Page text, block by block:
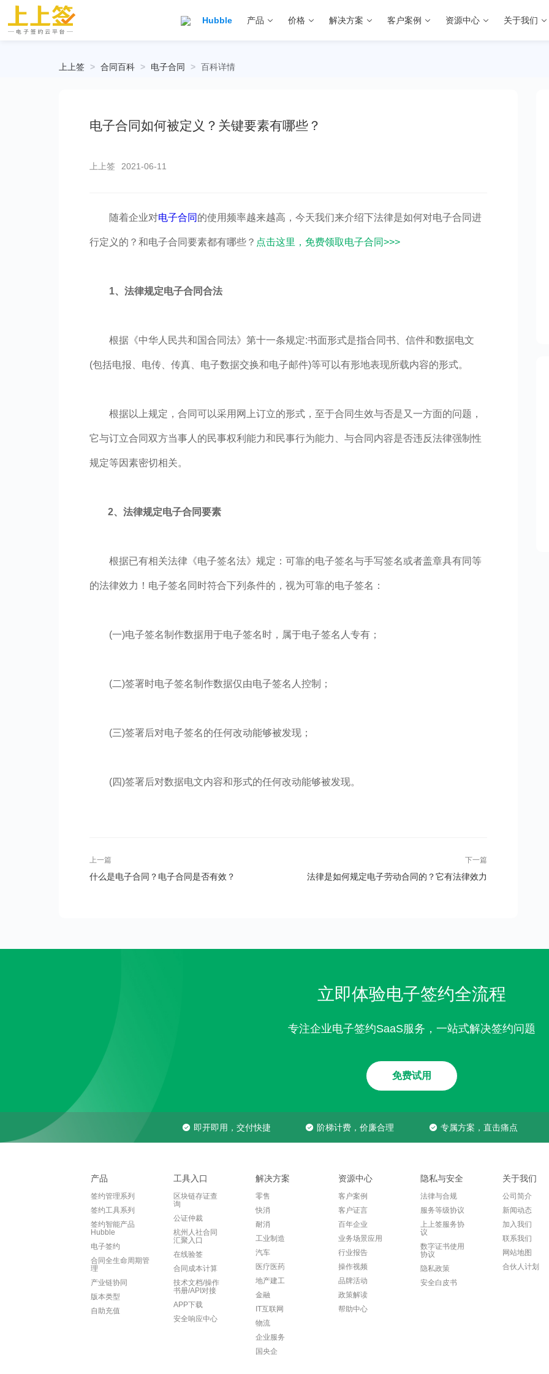
Hubble 产品 价格 解决方案 客户案例 资源中心 关于我们
上上签 > 合同百科 > 电子合同 > 百科详情
电子合同如何被定义？关键要素有哪些？
上上签 2021-06-11
随着企业对电子合同 的使用频率越来越高，今天我们来介绍下法律是如何对电子合同进
行定义的？和电子合同要素都有哪些？ 点击这里，免费领取电子合同>>>
1、法律规定电子合同合法
根据《中华人民共和国合同法》第十一条规定:书面形式是指合同书、信件和数据电文
(包括电报、电传、传真、电子数据交换和电子邮件)等可以有形地表现所载内容的形式。
根据以上规定，合同可以采用网上订立的形式，至于合同生效与否是又一方面的问题，
它与订立合同双方当事人的民事权利能力和民事行为能力、与合同内容是否违反法律强制性
规定等因素密切相关。
2、法律规定电子合同要素
根据已有相关法律《电子签名法》规定：可靠的电子签名与手写签名或者盖章具有同等
的法律效力！电子签名同时符合下列条件的，视为可靠的电子签名：
(一)电子签名制作数据用于电子签名时，属于电子签名人专有；
(二)签署时电子签名制作数据仅由电子签名人控制；
(三)签署后对电子签名的任何改动能够被发现；
(四)签署后对数据电文内容和形式的任何改动能够被发现。
上一篇
什么是电子合同？电子合同是否有效？
下一篇
法律是如何规定电子劳动合同的？它有法律效力
立即体验电子签约全流程
专注企业电子签约SaaS服务，一站式解决签约问题
免费试用
即开即用，交付快捷 阶梯计费，价廉合理 专属方案，直击痛点
产品
签约管理系列
签约工具系列
签约智能产品
Hubble
电子签约
合同全生命周期管
理
产业链协同
版本类型
自助充值
工具入口
区块链存证查
询
公证仲裁
杭州人社合同
汇聚入口
在线验签
合同成本计算
技术文档/操作
书册/API对接
APP下载
安全响应中心
解决方案
零售
快消
耐消
工业制造
汽车
医疗医药
地产建工
金融
IT互联网
物流
企业服务
国央企
资源中心
客户案例
客户证言
百年企业
业务场景应用
行业报告
操作视频
品牌活动
政策解读
帮助中心
隐私与安全
法律与合规
服务等级协议
上上签服务协
议
数字证书使用
协议
隐私政策
安全白皮书
关于我们
公司简介
新闻动态
加入我们
联系我们
网站地图
合伙人计划